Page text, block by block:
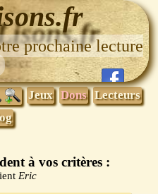
prochaine lecture
Jeux Dons Lecteurs
à vos critères :
Eric